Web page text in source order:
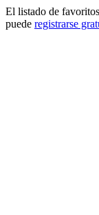
El listado de
puede registrarse